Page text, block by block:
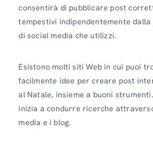
consentirà di pubblicare post
tempestivi indipendentemente
di social media che utilizzi.
Esistono molti siti Web in cui puoi
facilmente idee per creare post
al Natale, insieme a buoni
inizia a condurre ricerche
media e i blog.